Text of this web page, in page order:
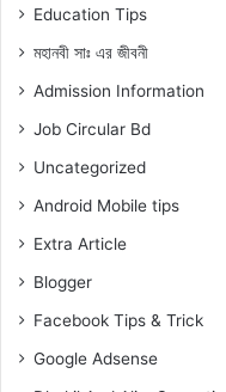
Education Tips
মহানবী সাঃ এর জীবনী
Admission Information
Job Circular Bd
Uncategorized
Android Mobile tips
Extra Article
Blogger
Facebook Tips & Trick
Google Adsense